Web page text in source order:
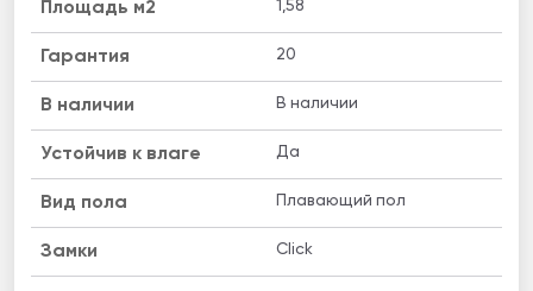
Площадь м2 1,58
Гарантия 20
B наличии В наличии
Устойчив к влаге Да
Вид пола Плавающий пол
Замки Click